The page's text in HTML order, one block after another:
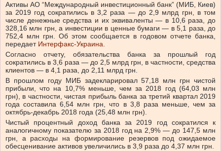
Активы АО “Международный инвестиционный банк” (МИБ, Киев)
за 2019 год сократились в 3,2 раза — до 2,9 млрд грн, в том
числе денежные средства и их эквиваленты — в 10,6 раза, до
328,16 млн грн, а инвестиции в ценные бумаги — в 5,1 раза, до
752,4 млн грн. Об этом сообщается в годовом отчете банка,
передает Интерфакс-Украина.
Согласно отчету, обязательства банка за прошлый год
сократились в 3,6 раза — до 2,5 млрд грн, в частности, средства
клиентов — в 4,1 раза, до 2,11 млрд грн.
В прошлом году МИБ задекларировал 57,18 млн грн чистой
прибыли, что на 10,7% меньше, чем за 2018 год (64,03 млн
грн), в частности, чистая прибыль банка за третий квартал 2019
года составила 6,54 млн грн, что в 3,8 раза меньше, чем за
октябрь-декабрь 2018 года (25,48 млн грн).
Чистый процентный доход банка за 2019 год сократился к
аналогичному показателю за 2018 год на 2,9% — до 147,5 млн
грн, а расходы на формирование резервов под ожидаемое
обесценивание активов увеличились в 3,9 раза до 4,37 млн грн.